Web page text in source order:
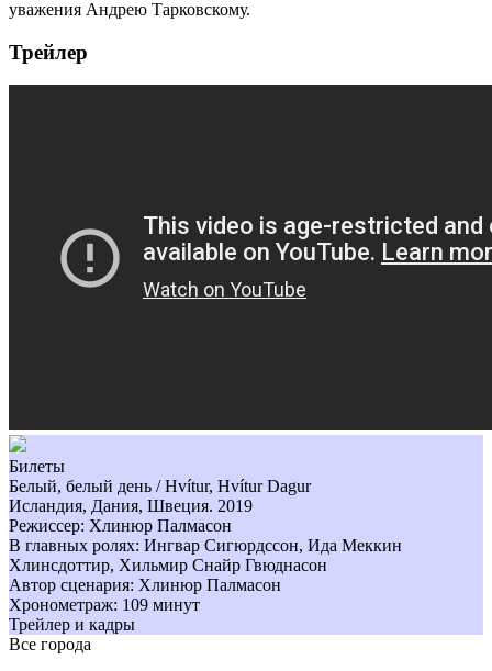
уважения Андрею Тарковскому.
Трейлер
Билеты
Белый, белый день / Hvítur, Hvítur Dagur
Исландия, Дания, Швеция. 2019
Режиссер: Хлинюр Палмасон
В главных ролях: Ингвар Сигюрдссон, Ида Меккин
Хлинсдоттир, Хильмир Снайр Гвюднасон
Автор сценария: Хлинюр Палмасон
Хронометраж: 109 минут
Трейлер и кадры
Все города